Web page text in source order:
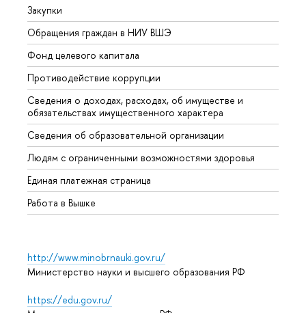
Закупки
Обращения граждан в НИУ ВШЭ
Фонд целевого капитала
Противодействие коррупции
Сведения о доходах, расходах, об имуществе и
обязательствах имущественного характера
Сведения об образовательной организации
Людям с ограниченными возможностями здоровья
Единая платежная страница
Работа в Вышке
http://www.minobrnauki.gov.ru/
Министерство науки и высшего образования РФ
https://edu.gov.ru/